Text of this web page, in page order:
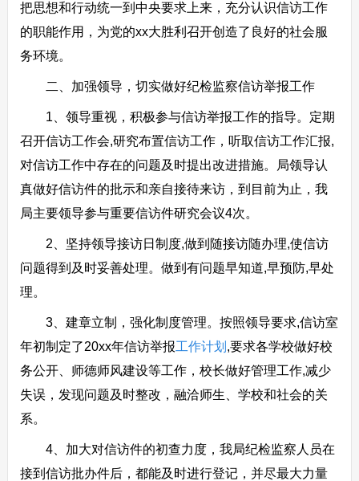
把思想和行动统一到中央要求上来，充分认识信访工作
的职能作用，为党的xx大胜利召开创造了良好的社会服
务环境。
二、加强领导，切实做好纪检监察信访举报工作
1、领导重视，积极参与信访举报工作的指导。定期
召开信访工作会,研究布置信访工作，听取信访工作汇报,
对信访工作中存在的问题及时提出改进措施。局领导认
真做好信访件的批示和亲自接待来访，到目前为止，我
局主要领导参与重要信访件研究会议4次。
2、坚持领导接访日制度,做到随接访随办理,使信访
问题得到及时妥善处理。做到有问题早知道,早预防,早处
理。
3、建章立制，强化制度管理。按照领导要求,信访室
年初制定了20xx年信访举报工作计划 ,要求各学校做好校
务公开、师德师风建设等工作，校长做好管理工作,减少
失误，发现问题及时整改，融洽师生、学校和社会的关
系。
4、加大对信访件的初查力度，我局纪检监察人员在
接到信访批办件后，都能及时进行登记，并尽最大力量